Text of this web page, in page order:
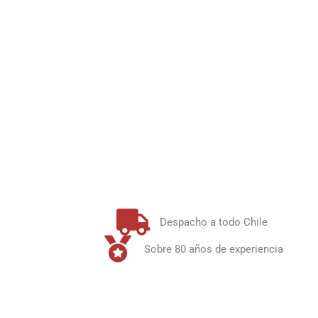
Despacho a todo Chile
Sobre 80 años de experiencia